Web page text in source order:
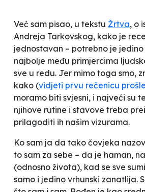
Već sam pisao, u tekstu Žrtva, o
Andreja Tarkovskog, kako je
jednostavan – potrebno je
najbolje među primjercima
sve u redu. Jer mimo toga smo,
kako (vidjeti prvu rečenicu
moramo biti svjesni, i najveći su
njihove rutine i stavove treba
prilagoditi ih našim vizurama.
Ko sam ja da tako čovjeka
to sam za sebe – da je haman,
(odnosno života), kad se sve
samo i jedino vrhunski zanatlija.